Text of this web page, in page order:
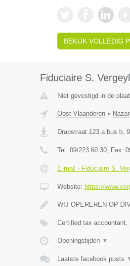
BEKIJK VOLLEDIG
Fiduciaire S.
Niet gevestigd in de
Oost-Vlaanderen»
Drapstraat 123 a bus b,
Tel: 09/223.60.30, Fax:
E-mail › Fiduciaire S.
Website: https://
WIJ OPEREREN OP
Certified tax accountant,
Openingstijden ▼
Laatste facebook posts